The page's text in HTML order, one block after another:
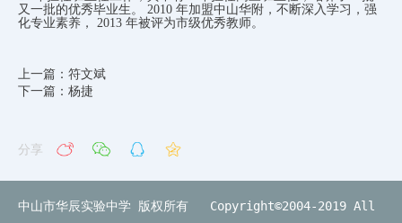
又一批的优秀毕业生。 2010 年加盟中山华附，不断深入学习，强
化专业素养， 2013 年被评为市级优秀教师。
上一篇：符文斌
下一篇：杨捷
分享
中山市华辰实验中学 版权所有 Copyright©2004-2019 All